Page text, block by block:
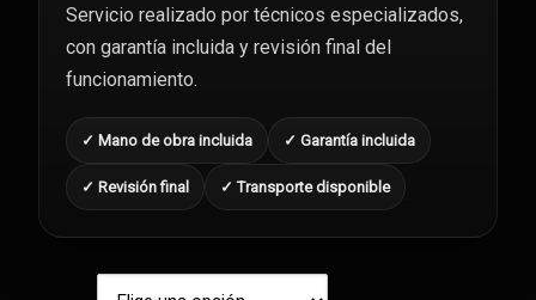
Servicio realizado por técnicos especializados,
con garantía incluida y revisión final del
funcionamiento.
✓ Mano de obra incluida ✓ Garantía incluida
✓ Revisión final ✓ Transporte disponible